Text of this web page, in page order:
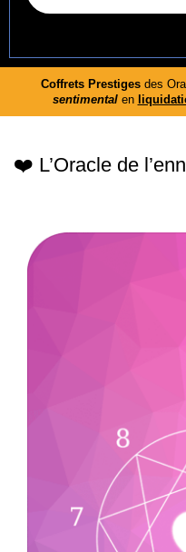
Coffrets Prestiges des
sentimental en
❤️ L’Oracle de